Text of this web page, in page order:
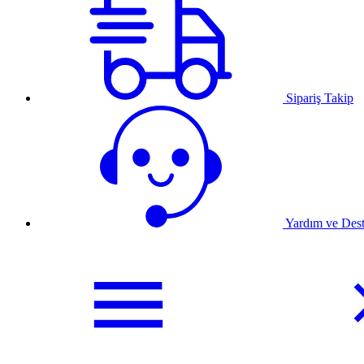
Sipariş Takip
Yardım ve